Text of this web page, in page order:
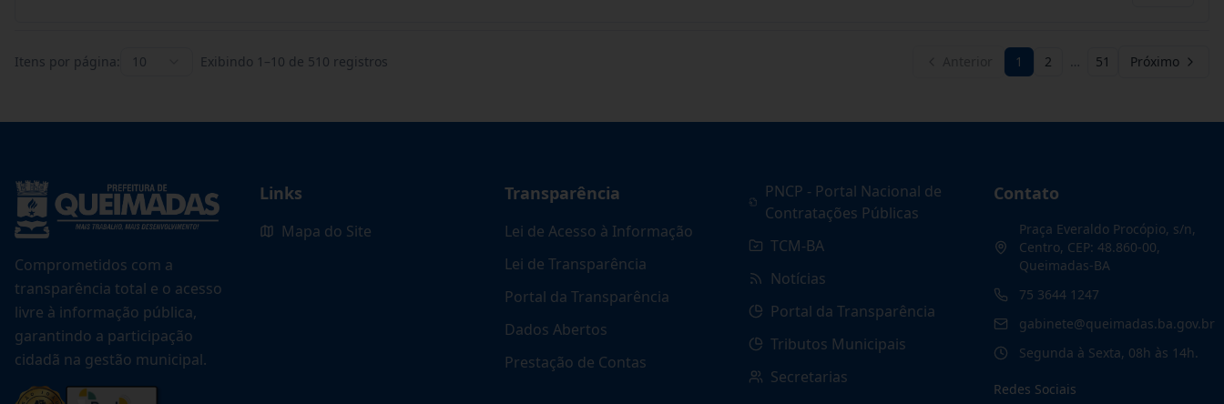
Itens por página: 10 Exibindo 1 –10 de 510 registros 1 2 … 51 Próximo
Comprometidos com a
transparência total e o acesso
livre à informação pública,
garantindo a participação
cidadã na gestão municipal.
Links
Mapa do Site
Transparência
Lei de Acesso à Informação
Lei de Transparência
Portal da Transparência
Dados Abertos
Prestação de Contas
PNCP - Portal Nacional de
Contratações Públicas
TCM-BA
Notícias
Portal da Transparência
Tributos Municipais
Secretarias
Contato
Praça Everaldo Procópio, s/n,
Centro, CEP: 48.860-00,
Queimadas-BA
75 3644 1247
gabinete@queimadas.ba.gov.br
Segunda à Sexta, 08h às 14h.
Redes Sociais